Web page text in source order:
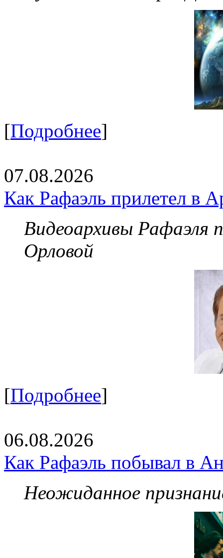
[Подробнее]
07.08.2026
Как Рафаэль прилетел в
Видеоархивы Рафаэля
Орловой
[Подробнее]
06.08.2026
Как Рафаэль побывал в
Неожиданное